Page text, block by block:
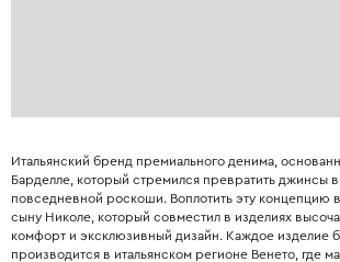
Итальянский бренд премиального денима,
Барделле, который стремился превратить джинсы
повседневной роскоши. Воплотить эту концепцию
сыну Николе, который совместил в изделиях
комфорт и эксклюзивный дизайн. Каждое изделие
производится в итальянском регионе Венето, где